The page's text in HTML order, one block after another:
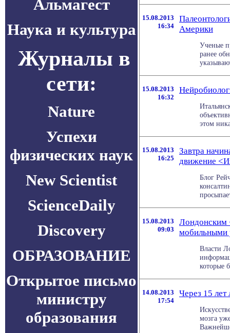
Альмагест
Наука и культура
Журналы в
сети:
Nature
Успехи
физических наук
New Scientist
ScienceDaily
Discovery
ОБРАЗОВАНИЕ
Открытое письмо
министру
образования
15.08.2013
16:34
Америки
Ученые
ранее
15.08.2013
16:32
этом
15.08.2013
16:25
Завтра
движение
Блог
15.08.2013
09:03
Лондонским
мобильными
Власти
которые
14.08.2013
17:54
Через 15
мозга